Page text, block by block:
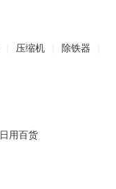
压缩机 除铁器
日用百货